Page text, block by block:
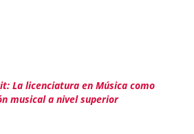
La licenciatura en Música como
musical a nivel superior